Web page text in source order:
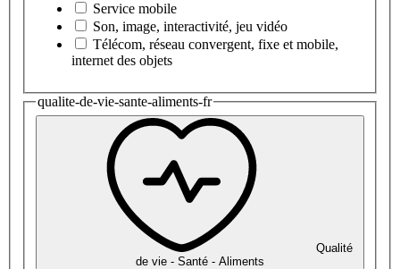
Service mobile
Son, image, interactivité, jeu vidéo
Télécom, réseau convergent, fixe et mobile,
internet des objets
qualite-de-vie-sante-aliments-fr
Qualité
de vie - Santé - Aliments